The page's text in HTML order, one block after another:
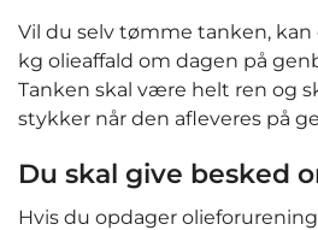
Vil du selv tømme tanken, kan
kg olieaffald om dagen på
Tanken skal være helt ren og
stykker når den afleveres på
Du skal give besked
Hvis du opdager